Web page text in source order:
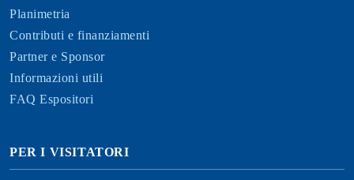
Planimetria
Contributi e finanziamenti
Partner e Sponsor
Informazioni utili
FAQ Espositori
PER I VISITATORI